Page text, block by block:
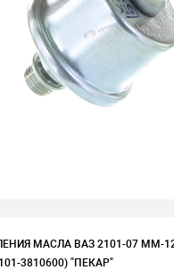
МАСЛА ВАЗ 2101-07 ММ-
3810600) "ПЕКАР"